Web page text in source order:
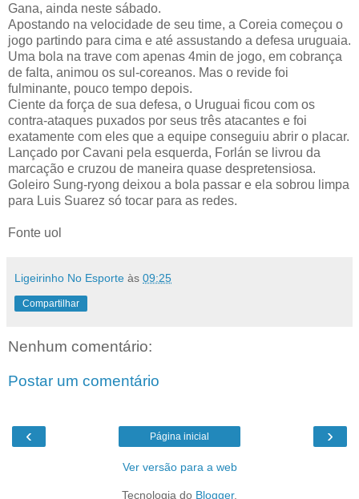
Gana, ainda neste sábado.
Apostando na velocidade de seu time, a Coreia começou o
jogo partindo para cima e até assustando a defesa uruguaia.
Uma bola na trave com apenas 4min de jogo, em cobrança
de falta, animou os sul-coreanos. Mas o revide foi
fulminante, pouco tempo depois.
Ciente da força de sua defesa, o Uruguai ficou com os
contra-ataques puxados por seus três atacantes e foi
exatamente com eles que a equipe conseguiu abrir o placar.
Lançado por Cavani pela esquerda, Forlán se livrou da
marcação e cruzou de maneira quase despretensiosa.
Goleiro Sung-ryong deixou a bola passar e ela sobrou limpa
para Luis Suarez só tocar para as redes.
Fonte uol
Ligeirinho No Esporte às 09:25
Compartilhar
Nenhum comentário:
Postar um comentário
‹ ›
Página inicial
Ver versão para a web
Tecnologia do Blogger.